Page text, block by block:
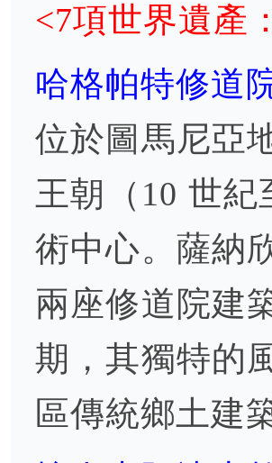
<7項世界遺產
哈格帕特修道
位於圖馬尼亞
王朝（10 世
術中心。薩納
兩座修道院建
期，其獨特的
區傳統鄉土建